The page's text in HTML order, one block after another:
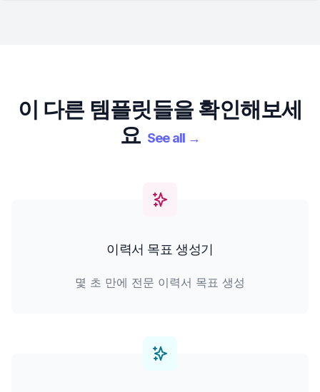
이 다른 템플릿들을 확인해보세
요 See all →
이력서 목표 생성기
몇 초 만에 전문 이력서 목표 생성